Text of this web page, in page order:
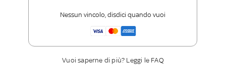
Nessun vincolo, disdici quando vuoi
Vuoi saperne di più? Leggi le FAQ